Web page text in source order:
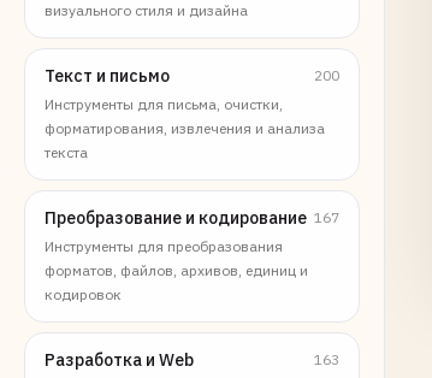
визуального стиля и дизайна
Текст и письмо
200
Инструменты для письма, очистки,
форматирования, извлечения и анализа
текста
Преобразование и кодирование 167
Инструменты для преобразования
форматов, файлов, архивов, единиц и
кодировок
Разработка и Web
163